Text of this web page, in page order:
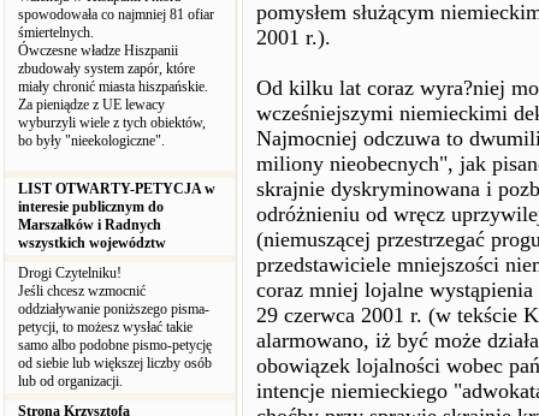
spowodowała co najmniej 81 ofiar
śmiertelnych.
Ówczesne władze Hiszpanii
zbudowały system zapór, które
miały chronić miasta hiszpańskie.
Za pieniądze z UE lewacy
wyburzyli wiele z tych obiektów,
bo były "nieekologiczne".
LIST OTWARTY-PETYCJA w
interesie publicznym do
Marszałków i Radnych
wszystkich województw
Drogi Czytelniku!
Jeśli chcesz wzmocnić
oddziaływanie poniższego pisma-
petycji, to możesz wysłać takie
samo albo podobne pismo-petycję
od siebie lub większej liczby osób
lub od organizacji.
Strona Krzysztofa
pomysłem służącym
2001 r.).
Od kilku lat coraz wyra?niej
wcześniejszymi niemieckimi
Najmocniej odczuwa to
miliony nieobecnych", jak
skrajnie dyskryminowana i
odróżnieniu od wręcz
(niemuszącej przestrzegać
przedstawiciele mniejszości
coraz mniej lojalne
29 czerwca 2001 r. (w tekście
alarmowano, iż być może
obowiązek lojalności wobec
intencje niemieckiego